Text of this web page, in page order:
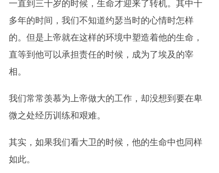
一直到三十岁的时候，生命才迎来了转机。其中十
多年的时间，我们不知道约瑟当时的心情时怎样
的。但是上帝就在这样的环境中塑造着他的生命，
直等到他可以承担责任的时候，成为了埃及的宰
相。
我们常常羡慕为上帝做大的工作，却没想到要在卑
微之处经历训练和艰难。
其实，如果我们看大卫的时候，他的生命中也同样
如此。